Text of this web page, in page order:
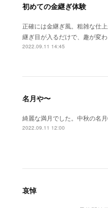
初めての金継ぎ体験
正確には金継ぎ風。粗雑な仕
継ぎ目が入るだけで、趣が変
2022.09.11 14:45
名月や〜
綺麗な満月でした。中秋の名
2022.09.11 12:00
哀悼